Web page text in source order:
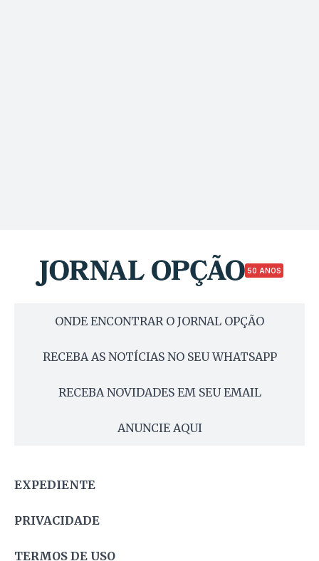
50 ANOS
ONDE ENCONTRAR O JORNAL OPÇÃO
RECEBA AS NOTÍCIAS NO SEU WHATSAPP
RECEBA NOVIDADES EM SEU EMAIL
ANUNCIE AQUI
EXPEDIENTE
PRIVACIDADE
TERMOS DE USO